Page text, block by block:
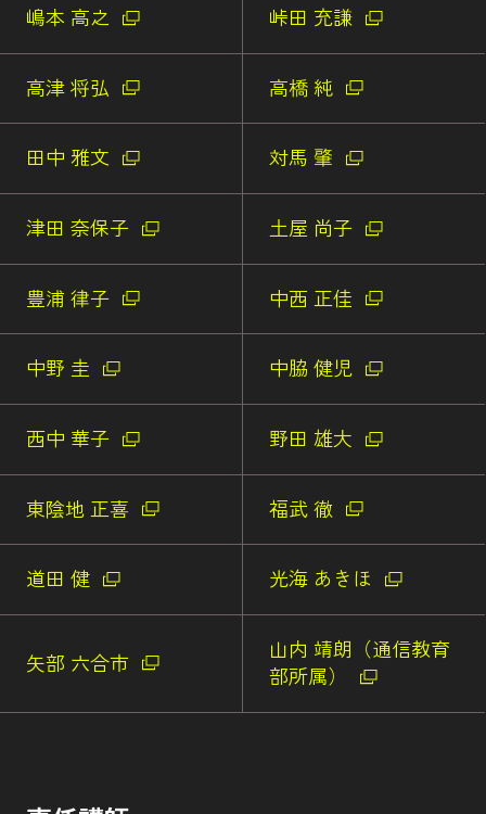
嶋本 高之 峠田 充謙
高津 将弘 高橋 純
田中 雅文 対馬 肇
津田 奈保子 土屋 尚子
豊浦 律子 中西 正佳
中野 圭 中脇 健児
西中 華子 野田 雄大
東陰地 正喜 福武 徹
道田 健 光海 あきほ
矢部 六合市
山内 靖朗（通信教育
部所属）